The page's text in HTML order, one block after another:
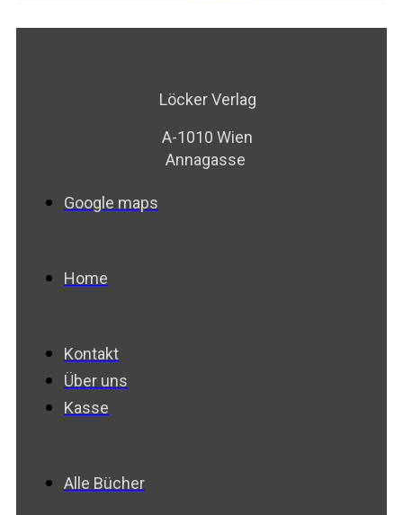
Löcker Verlag
A-1010 Wien
Annagasse
Google maps
Home
Kontakt
Über uns
Kasse
Alle Bücher